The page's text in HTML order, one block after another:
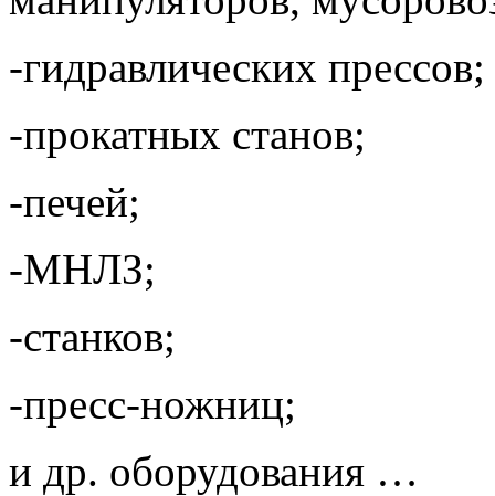
-гидравлических прессов;
-прокатных станов;
-печей;
-МНЛЗ;
-станков;
-пресс-ножниц;
и др. оборудования …